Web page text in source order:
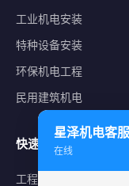
工业机电安装
特种设备安装
环保机电工程
民用建筑机电
快速导航
工程案例
星泽机电客服
在线